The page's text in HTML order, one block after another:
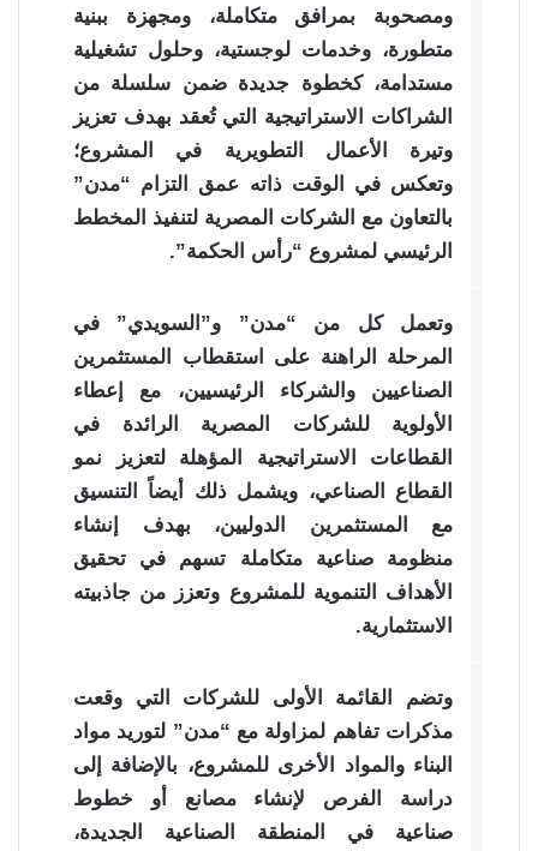
ومصحوبة بمرافق متكاملة، ومجهزة ببنية
متطورة، وخدمات لوجستية، وحلول تشغيلية
مستدامة، كخطوة جديدة ضمن سلسلة من
الشراكات الاستراتيجية التي تُعقد بهدف تعزيز
وتيرة الأعمال التطويرية في المشروع؛
وتعكس في الوقت ذاته عمق التزام “مدن”
بالتعاون مع الشركات المصرية لتنفيذ المخطط
الرئيسي لمشروع “رأس الحكمة”.
وتعمل كل من “مدن” و”السويدي” في
المرحلة الراهنة على استقطاب المستثمرين
الصناعيين والشركاء الرئيسيين، مع إعطاء
الأولوية للشركات المصرية الرائدة في
القطاعات الاستراتيجية المؤهلة لتعزيز نمو
القطاع الصناعي، ويشمل ذلك أيضاً التنسيق
مع المستثمرين الدوليين، بهدف إنشاء
منظومة صناعية متكاملة تسهم في تحقيق
الأهداف التنموية للمشروع وتعزز من جاذبيته
الاستثمارية.
وتضم القائمة الأولى للشركات التي وقعت
مذكرات تفاهم لمزاولة مع “مدن” لتوريد مواد
البناء والمواد الأخرى للمشروع، بالإضافة إلى
دراسة الفرص لإنشاء مصانع أو خطوط
صناعية في المنطقة الصناعية الجديدة،